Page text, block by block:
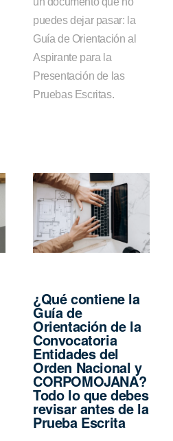
puedes dejar pasar: la
Guía de Orientación al
Aspirante para la
Presentación de las
Pruebas Escritas.
¿Qué contiene la
Guía de
Orientación de la
Convocatoria
Entidades del
Orden Nacional y
CORPOMOJANA?
Todo lo que debes
revisar antes de la
Prueba Escrita